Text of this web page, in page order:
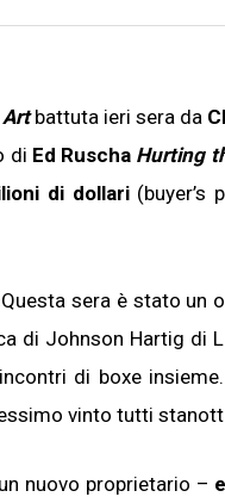
battuta ieri sera da
di Ed Ruscha Hurting
di dollari(buyer’s
sera è stato un
di Johnson Hartig di
di boxe
vinto tutti
nuovo proprietario –